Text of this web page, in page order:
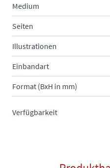
Medium
Seiten
Illustrationen
Einbandart
Format (BxH in mm)
Verfügbarkeit